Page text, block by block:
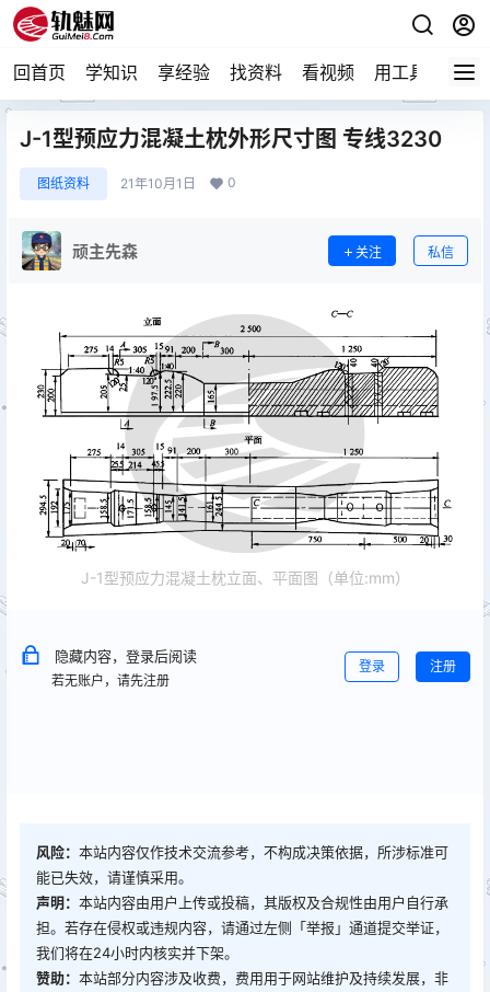
回首页 学知识 享经验 找资料 看视频 用工具 论技
J-1型预应力混凝土枕外形尺寸图 专线3230
图纸资料 21年10月1日 0
顽主先森 关注 私信
J-1型预应力混凝土枕立面、平面图（单位:mm）
隐藏内容，登录后阅读
若无账户，请先注册
登录 注册
风险： 本站内容仅作技术交流参考，不构成决策依据，所涉标准可
能已失效，请谨慎采用。
声明： 本站内容由用户上传或投稿，其版权及合规性由用户自行承
担。若存在侵权或违规内容，请通过左侧「举报」通道提交举证，
我们将在24小时内核实并下架。
赞助： 本站部分内容涉及收费，费用用于网站维护及持续发展，非